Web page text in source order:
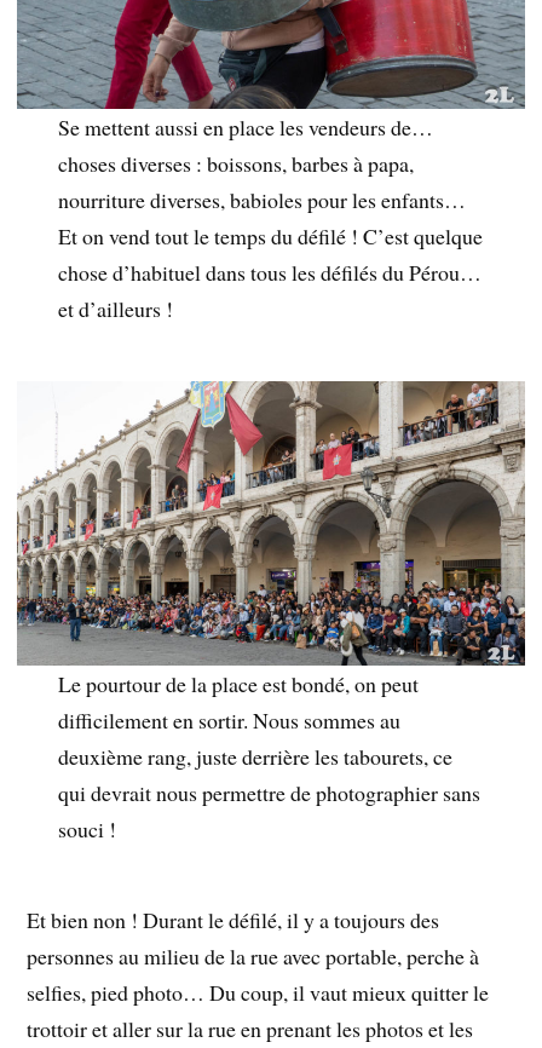
Se mettent aussi en place les vendeurs de…
choses diverses : boissons, barbes à papa,
nourriture diverses, babioles pour les enfants…
Et on vend tout le temps du défilé ! C’est quelque
chose d’habituel dans tous les défilés du Pérou…
et d’ailleurs !
Le pourtour de la place est bondé, on peut
difficilement en sortir. Nous sommes au
deuxième rang, juste derrière les tabourets, ce
qui devrait nous permettre de photographier sans
souci !
Et bien non ! Durant le défilé, il y a toujours des
personnes au milieu de la rue avec portable, perche à
selfies, pied photo… Du coup, il vaut mieux quitter le
trottoir et aller sur la rue en prenant les photos et les